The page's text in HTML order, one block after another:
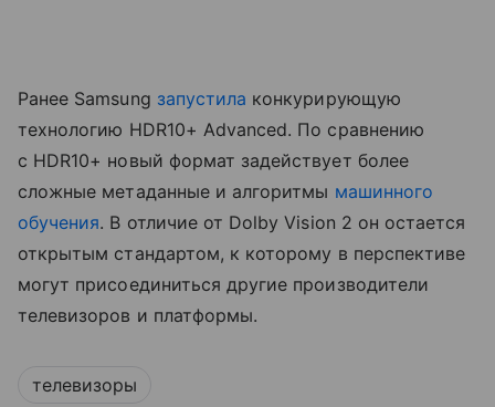
Ранее Samsung запустила конкурирующую
технологию HDR10+ Advanced. По сравнению
с HDR10+ новый формат задействует более
сложные метаданные и алгоритмы машинного
обучения. В отличие от Dolby Vision 2 он остается
открытым стандартом, к которому в перспективе
могут присоединиться другие производители
телевизоров и платформы.
телевизоры